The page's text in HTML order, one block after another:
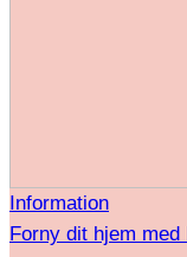
Information
Forny dit hjem